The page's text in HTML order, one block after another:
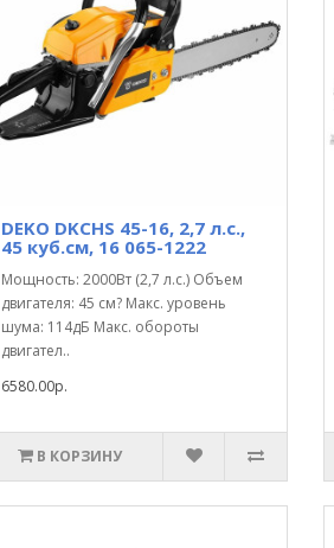
DEKO DKCHS 45-16, 2,7 л.с.,
45 куб.см, 16 065-1222
Мощность: 2000Вт (2,7 л.с.) Объем
двигателя: 45 см? Макс. уровень
шума: 114дБ Макс. обороты
двигател..
6580.00р.
В КОРЗИНУ